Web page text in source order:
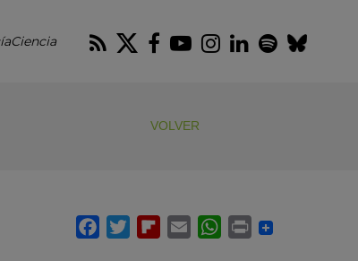
RSS Twitter
Facebook
Youtube
Instagram
LinkedIn
Spotify
VOLVER